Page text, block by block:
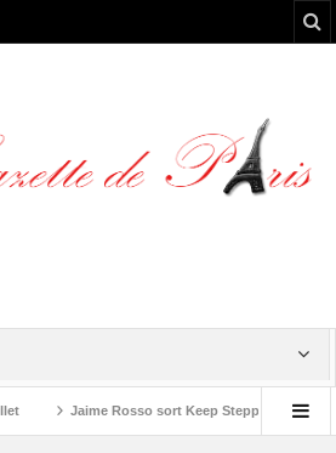
Jaime Rosso sort Keep Stepping, son